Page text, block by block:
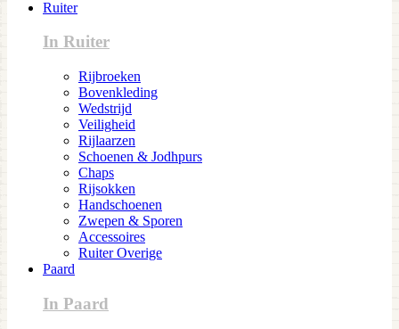
Ruiter
In Ruiter
Rijbroeken
Bovenkleding
Wedstrijd
Veiligheid
Rijlaarzen
Schoenen & Jodhpurs
Chaps
Rijsokken
Handschoenen
Zwepen & Sporen
Accessoires
Ruiter Overige
Paard
In Paard